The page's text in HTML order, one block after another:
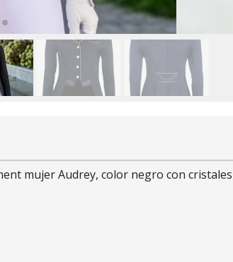
mujer Audrey, color negro con